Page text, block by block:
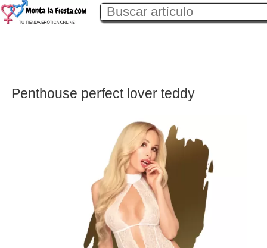
Penthouse perfect lover teddy